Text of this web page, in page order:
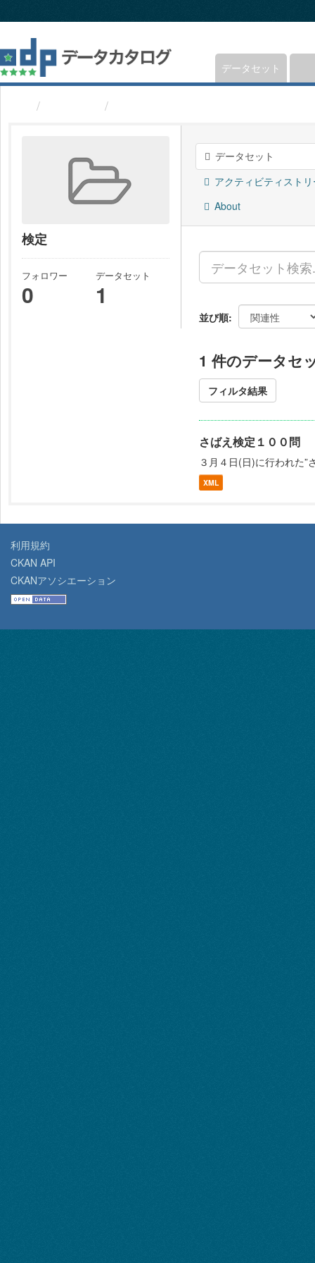
キ
プ
し
て
データセット
検定
フォロワー
0
データセット
1
データセット
アクティビティスト
About
並び順
1 件のデータセ
フィルタ結果
さばえ検定１００問
３月４日(日)に行われた”
XML
利用規約
CKAN API
CKANアソシエーション